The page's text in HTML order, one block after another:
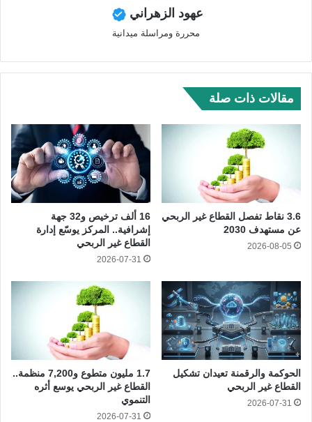
عهود الزهراني
محررة ومراسلة ميدانية
مقالات ذات صلة
3.6 نقاط تفصل القطاع غير الربحي
عن مستهدف 2030
2026-08-05
16 ألف ترخيص و32 جهة
إشرافية.. المركز يوسّع إدارة
القطاع غير الربحي
2026-07-31
الحوكمة والرقمنة تعيدان تشكيل
القطاع غير الربحي
2026-07-31
1.7 مليون متطوع و7,200 منظمة..
القطاع غير الربحي يوسع أثره
التنموي
2026-07-31